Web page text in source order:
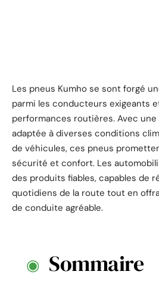
Les pneus Kumho se sont forgé
parmi les conducteurs exigeants
performances routières. Avec
adaptée à diverses conditions
de véhicules, ces pneus
sécurité et confort. Les
des produits fiables, capables de
quotidiens de la route tout en
de conduite agréable.
Sommaire